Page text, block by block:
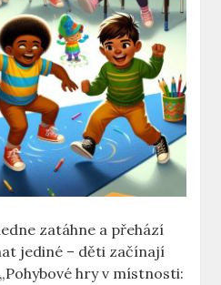
zatáhne a přehází
jediné – děti začínají
hry v místnosti: